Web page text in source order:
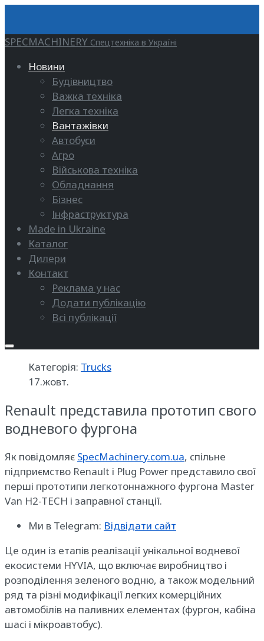
SPECMACHINERY Спецтехніка в Україні
Новини
Будівництво
Важка техніка
Легка техніка
Вантажівки
Автобуси
Агро
Військова техніка
Обладнання
Бізнес
Інфраструктура
Made in Ukraine
Каталог
Дилери
Контакт
Реклама у нас
Додати публікацію
Всі публікації
Категорія: Trucks
17.жовт.
Renault представила прототип свого
водневого фургона
Як повідомляє SpecMachinery.com.ua, спільне
підприємство Renault і Plug Power представило свої
перші прототипи легкотоннажного фургона Master
Van H2-TECH і заправної станції.
Ми в Telegram: Відвідати сайт
Це один із етапів реалізації унікальної водневої
екосистеми HYVIA, що включає виробництво і
розподілення зеленого водню, а також модельний
ряд та різні модифікації легких комерційних
автомобілів на паливних елементах (фургон, кабіна
шасі і мікроавтобус).